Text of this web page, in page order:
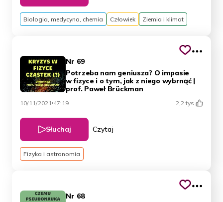
Biologia, medycyna, chemia Człowiek Ziemia i klimat
Nr 69
Potrzeba nam geniusza? O impasie
w fizyce i o tym, jak z niego wybrnąć |
prof. Paweł Brückman
10/11/2021 47:19 2,2 tys.
Słuchaj Czytaj
Fizyka i astronomia
Nr 68